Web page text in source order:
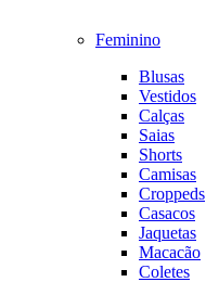
Feminino
Blusas
Vestidos
Calças
Saias
Shorts
Camisas
Croppeds
Casacos
Jaquetas
Macacão
Coletes